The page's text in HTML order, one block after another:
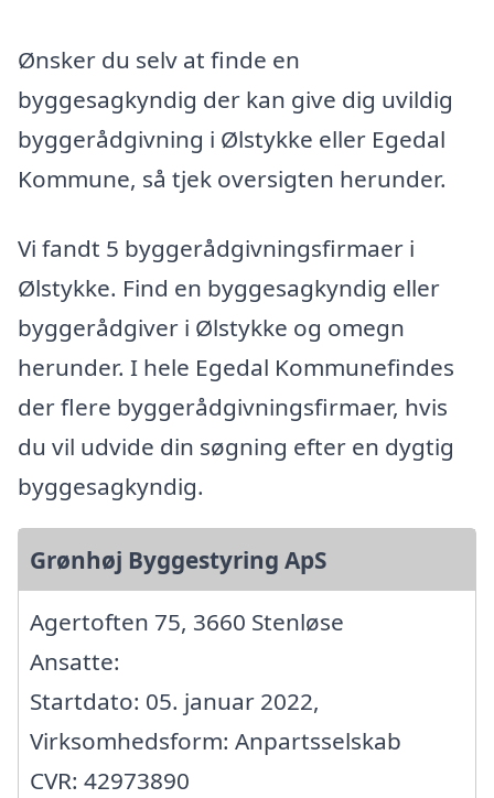
Ønsker du selv at finde en
byggesagkyndig der kan give dig uvildig
byggerådgivning i Ølstykke eller Egedal
Kommune, så tjek oversigten herunder.
Vi fandt 5 byggerådgivningsfirmaer i
Ølstykke. Find en byggesagkyndig eller
byggerådgiver i Ølstykke og omegn
herunder. I hele Egedal Kommunefindes
der flere byggerådgivningsfirmaer, hvis
du vil udvide din søgning efter en dygtig
byggesagkyndig.
Grønhøj Byggestyring ApS
Agertoften 75, 3660 Stenløse
Ansatte:
Startdato: 05. januar 2022,
Virksomhedsform: Anpartsselskab
CVR: 42973890